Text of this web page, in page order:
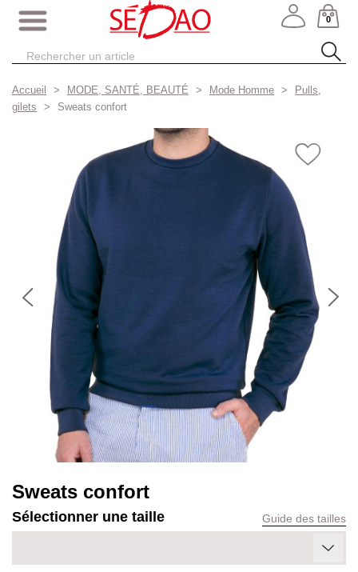
0
Accueil MODE, SANTÉ, BEAUTÉ Mode Homme
Pulls,
gilets
Sweats confort
Sweats confort
Guide des tailles
Sélectionner une taille